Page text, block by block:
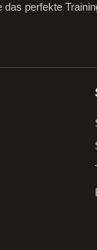
das perfekte